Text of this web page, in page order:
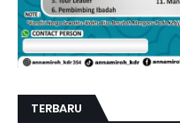
TERBARU